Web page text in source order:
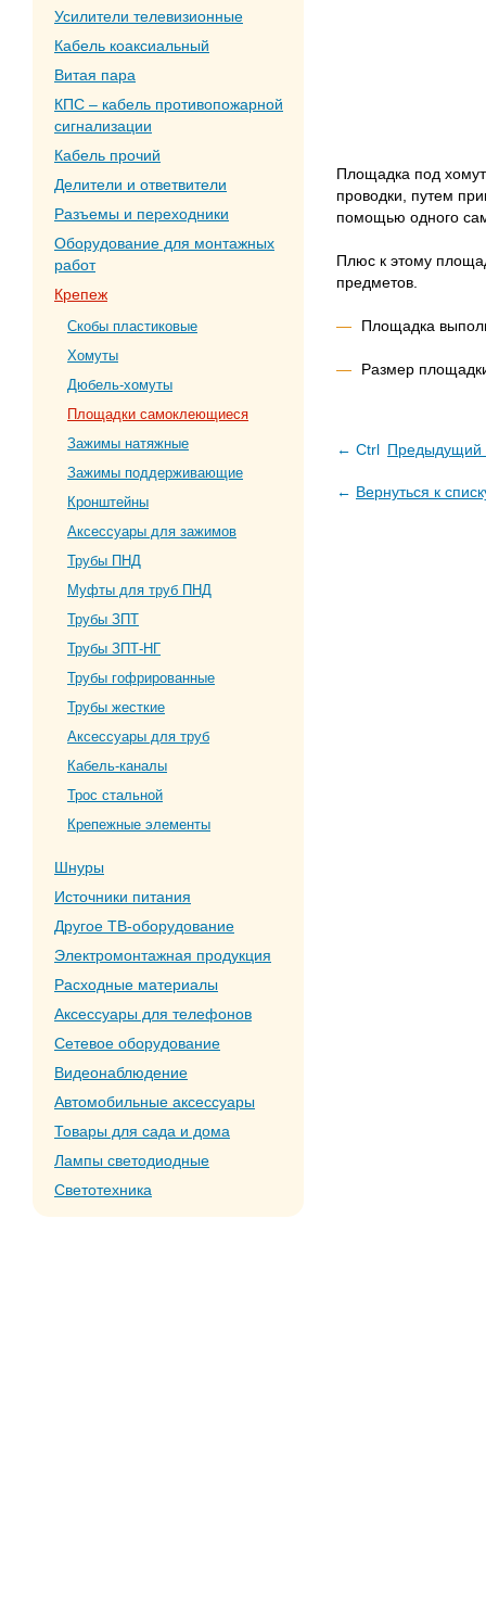
Усилители телевизионные
Кабель коаксиальный
Витая пара
КПС – кабель противопожарной
сигнализации
Кабель прочий
Делители и ответвители
Разъемы и переходники
Оборудование для монтажных
работ
Крепеж
Скобы пластиковые
Хомуты
Дюбель-хомуты
Площадки самоклеющиеся
Зажимы натяжные
Зажимы поддерживающие
Кронштейны
Аксессуары для зажимов
Трубы ПНД
Муфты для труб ПНД
Трубы ЗПТ
Трубы ЗПТ-НГ
Трубы гофрированные
Трубы жесткие
Аксессуары для труб
Кабель-каналы
Трос стальной
Крепежные элементы
Шнуры
Источники питания
Другое ТВ-оборудование
Электромонтажная продукция
Расходные материалы
Аксессуары для телефонов
Сетевое оборудование
Видеонаблюдение
Автомобильные аксессуары
Товары для сада и дома
Лампы светодиодные
Светотехника
Площадка под
проводки, путем
помощью одного
Плюс к этому
предметов.
Площадка
Размер
← Ctrl Предыдущий
← Вернуться к